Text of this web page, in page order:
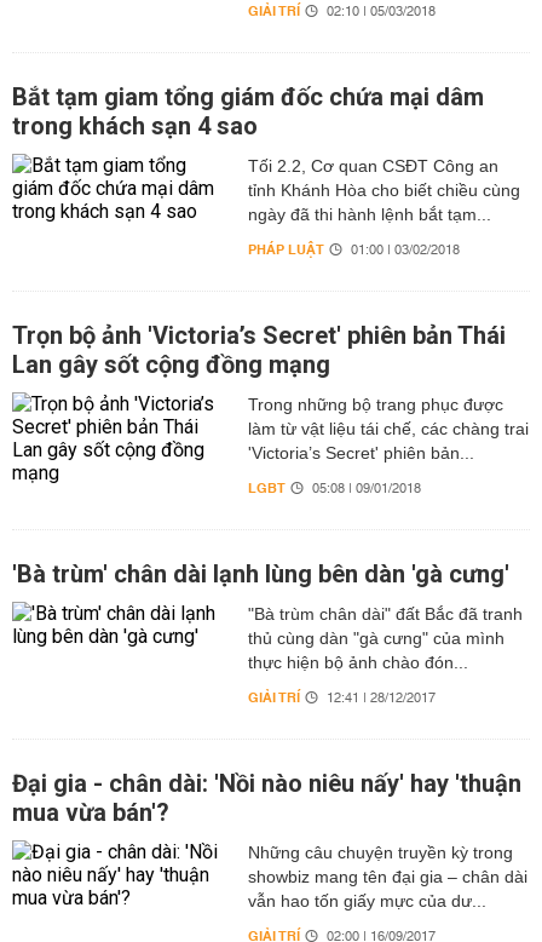
GIẢI TRÍ 02:10 | 05/03/2018
Bắt tạm giam tổng giám đốc chứa mại dâm
trong khách sạn 4 sao
Tối 2.2, Cơ quan CSĐT Công an
tỉnh Khánh Hòa cho biết chiều cùng
ngày đã thi hành lệnh bắt tạm...
PHÁP LUẬT 01:00 | 03/02/2018
Trọn bộ ảnh 'Victoria’s Secret' phiên bản Thái
Lan gây sốt cộng đồng mạng
Trong những bộ trang phục được
làm từ vật liệu tái chế, các chàng trai
'Victoria’s Secret' phiên bản...
LGBT 05:08 | 09/01/2018
'Bà trùm' chân dài lạnh lùng bên dàn 'gà cưng'
"Bà trùm chân dài" đất Bắc đã tranh
thủ cùng dàn "gà cưng" của mình
thực hiện bộ ảnh chào đón...
GIẢI TRÍ 12:41 | 28/12/2017
Đại gia - chân dài: 'Nồi nào niêu nấy' hay 'thuận
mua vừa bán'?
Những câu chuyện truyền kỳ trong
showbiz mang tên đại gia – chân dài
vẫn hao tốn giấy mực của dư...
GIẢI TRÍ 02:00 | 16/09/2017